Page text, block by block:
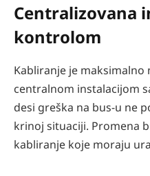
Centralizovana
kontrolom
Kabliranje je maksimalno
centralnom instalacijom
desi greška na bus-u ne
krinoj situaciji. Promena
kabliranje koje moraju